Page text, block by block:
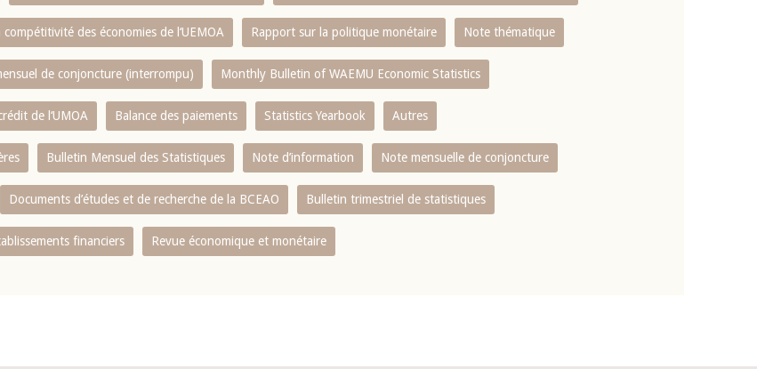
des économies de l‘UEMOA Rapport sur la politique monétaire Note thématique
de conjoncture (interrompu) Monthly Bulletin of WAEMU Economic Statistics
de l‘UMOA Balance des paiements Statistics Yearbook Autres
Bulletin Mensuel des Statistiques Note d’information Note mensuelle de conjoncture
Documents d’études et de recherche de la BCEAO Bulletin trimestriel de statistiques
financiers Revue économique et monétaire